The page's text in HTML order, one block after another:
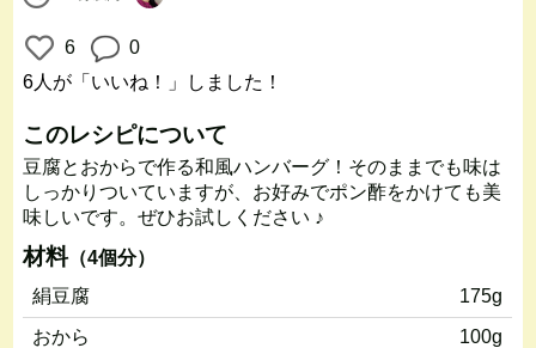
6
0
6人 が「いいね！」しました！
このレシピについて
豆腐とおからで作る和風ハンバーグ！そのままでも味は
しっかりついていますが、お好みでポン酢をかけても美
味しいです。ぜひお試しください ♪
材料（4個分）
絹豆腐
175g
おから
100g